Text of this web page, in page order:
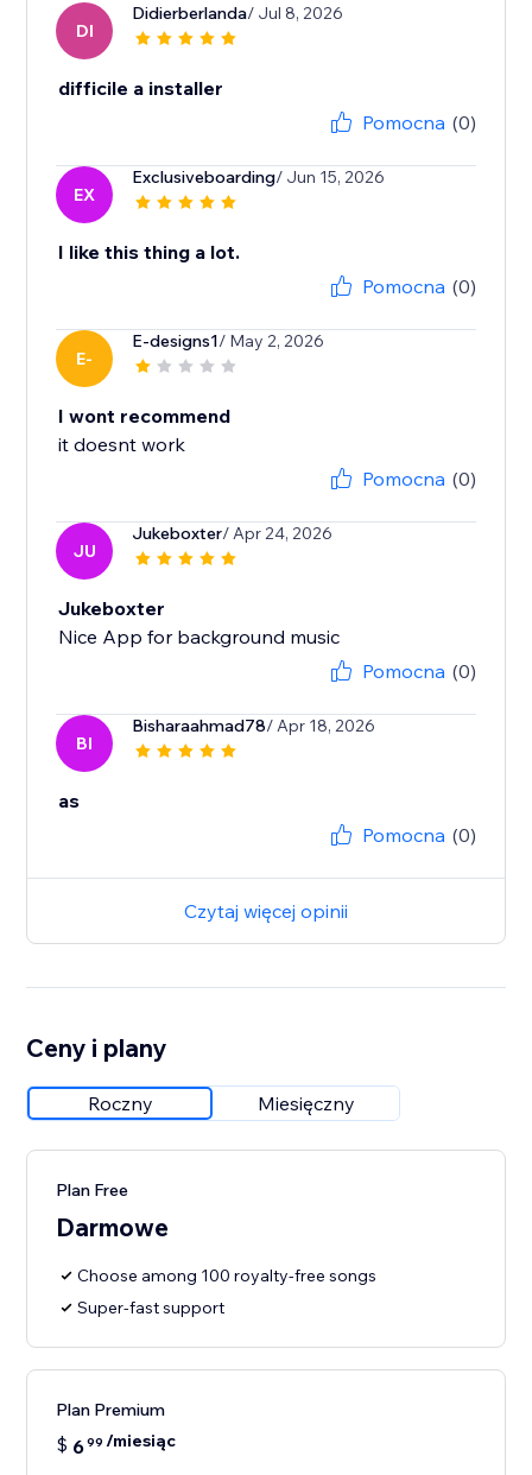
DI
Didierberlanda/ Jul 8, 2026
difficile a installer
Pomocna (0)
EX
Exclusiveboarding/ Jun 15, 2026
I like this thing a lot.
Pomocna (0)
E-
E-designs1/ May 2, 2026
I wont recommend
it doesnt work
Pomocna (0)
JU
Jukeboxter/ Apr 24, 2026
Jukeboxter
Nice App for background music
Pomocna (0)
BI
Bisharaahmad78/ Apr 18, 2026
as
Pomocna (0)
Czytaj więcej opinii
Ceny i plany
Roczny Miesięczny
Plan Free
Darmowe
Choose among 100 royalty-free songs
Super-fast support
Plan Premium
$ 699 /miesiąc